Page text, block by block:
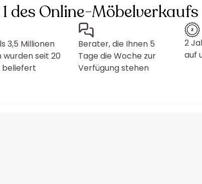
des Online-Möbelverkaufs
3,5 Millionen
wurden seit 20
beliefert
Berater, die Ihnen 5
Tage die Woche zur
Verfügung stehen
2
auf